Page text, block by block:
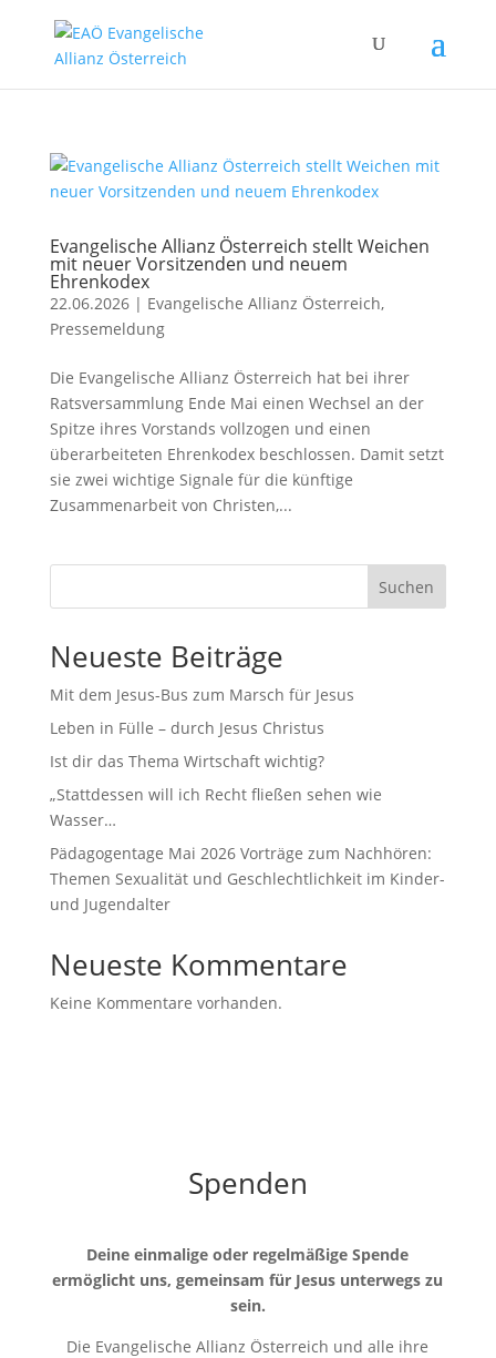
Evangelische Allianz Österreich stellt Weichen
mit neuer Vorsitzenden und neuem
Ehrenkodex
22.06.2026| Evangelische Allianz Österreich,
Pressemeldung
Die Evangelische Allianz Österreich hat bei ihrer
Ratsversammlung Ende Mai einen Wechsel an der
Spitze ihres Vorstands vollzogen und einen
überarbeiteten Ehrenkodex beschlossen. Damit setzt
sie zwei wichtige Signale für die künftige
Zusammenarbeit von Christen,...
Suchen
Neueste Beiträge
Mit dem Jesus-Bus zum Marsch für Jesus
Leben in Fülle – durch Jesus Christus
Ist dir das Thema Wirtschaft wichtig?
„Stattdessen will ich Recht fließen sehen wie
Wasser…
Pädagogentage Mai 2026 Vorträge zum Nachhören:
Themen Sexualität und Geschlechtlichkeit im Kinder-
und Jugendalter
Neueste Kommentare
Keine Kommentare vorhanden.
Spenden
Deine einmalige oder regelmäßige Spende
ermöglicht uns, gemeinsam für Jesus unterwegs zu
sein.
Die Evangelische Allianz Österreich und alle ihre